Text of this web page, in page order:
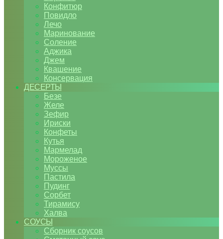
Конфитюр
Повидло
Лечо
Маринование
Соление
Аджика
Джем
Квашение
Консервация
ДЕСЕРТЫ
Безе
Желе
Зефир
Ириски
Конфеты
Кутья
Мармелад
Мороженое
Муссы
Пастила
Пудинг
Сорбет
Тирамису
Халва
СОУСЫ
Сборник соусов